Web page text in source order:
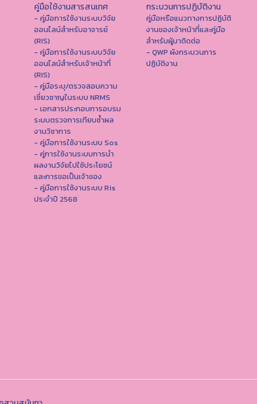
คู่มือใช้งานสารสนเทศ
- คู่มือการใช้งานระบบวิจัย
ออนไลน์สำหรับอาจารย์
(RIS)
- คู่มือการใช้งานระบบวิจัย
ออนไลน์สำหรับเจ้าหน้าที่
(RIS)
- คู่มือระบุ/ตรวจสอบความ
เชี่ยวชาญในระบบ NRMS
- เอกสารประกอบการอบรม
ระบบตรวจการเทียบซ้ำผล
งานวิชาการ
- คู่มือการใช้งานระบบ Sos
- คู่การใช้งานระบบการนำ
ผลงานวิจัยไปใช้ประโยชน์
และการขอเป็นเจ้าของ
- คู่มือการใช้งานระบบ Ris
ประจำปี 2568
กระบวนการปฏิบัติงาน
คู่มือหรือแนวทางการปฏิบัติ
งานของเจ้าหน้าที่และคู่มือ
สำหรับผู้มาติดต่อ
- QWP ผังกระบวนการ
ปฏิบัติงาน